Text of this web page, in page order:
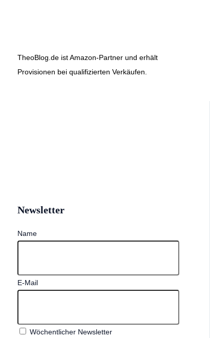
TheoBlog.de ist Amazon-Partner und erhält
Provisionen bei qualifizierten Verkäufen.
Newsletter
Name
E-Mail
Wöchentlicher Newsletter